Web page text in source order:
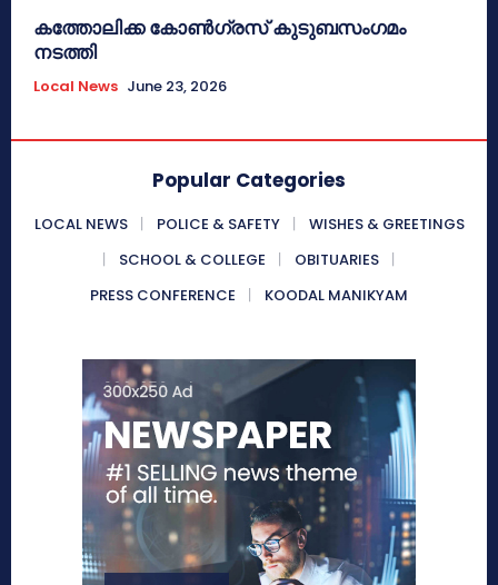
കത്തോലിക്ക കോൺഗ്രസ് കുടുബസംഗമം
നടത്തി
Local News June 23, 2026
Popular Categories
LOCAL NEWS POLICE & SAFETY
WISHES & GREETINGS
SCHOOL & COLLEGE
OBITUARIES
PRESS CONFERENCE
KOODAL MANIKYAM